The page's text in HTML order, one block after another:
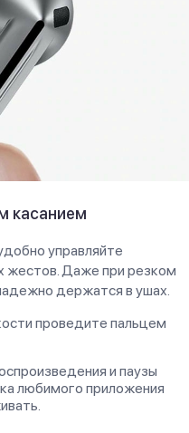
касанием
управляйте
жестов. Даже при резком
держатся в ушах.
проведите пальцем
и паузы
любимого приложения